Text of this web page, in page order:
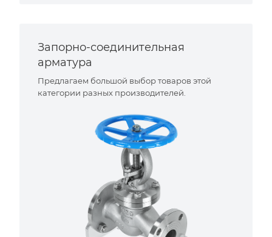
Запорно-соединительная
арматура
Предлагаем большой выбор товаров этой
категории разных производителей.